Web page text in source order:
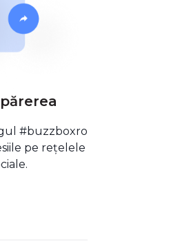
#buzzboxro
pe rețelele